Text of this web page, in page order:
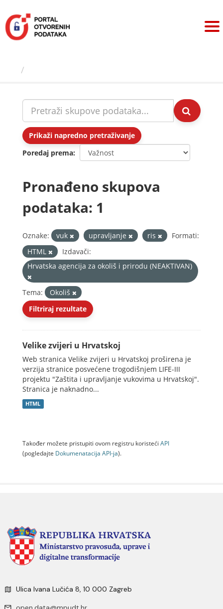
sadržaj
Prikaži napredno pretraživanje
Poredaj prema
Pronađeno skupova
podataka: 1
Oznake: vuk upravljanje ris
Formati:
HTML
Izdavači:
Hrvatska agencija za okoliš i prirodu (NEAKTIVAN)
Tema:
Okoliš
Filtriraj rezultate
Velike zvijeri u Hrvatskoj
Web stranica Velike zvijeri u Hrvatskoj proširena je
verzija stranice posvećene trogodišnjem LIFE-III
projektu "Zaštita i upravljanje vukovima u Hrvatskoj".
Stranica je naknadno...
HTML
Također možete pristupiti ovom registru koristeći API
(pogledajte Dokumenаtаcijа API-jа).